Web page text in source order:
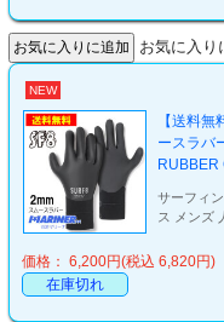
お気に入り
NEW
【送料
ースラバ
RUBBER
サーフィ
ス メンズ
価格： 6,200円(税込 6,820円)
在庫切れ